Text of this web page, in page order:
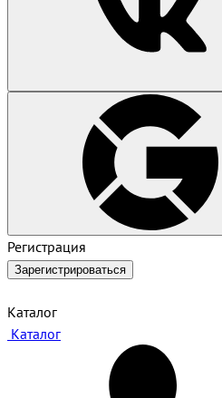
Регистрация
Зарегистрироваться
Каталог
Каталог